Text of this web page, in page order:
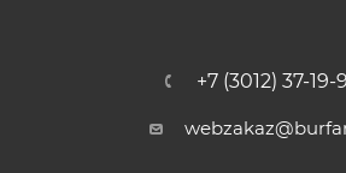
+7 (3012) 37-19-